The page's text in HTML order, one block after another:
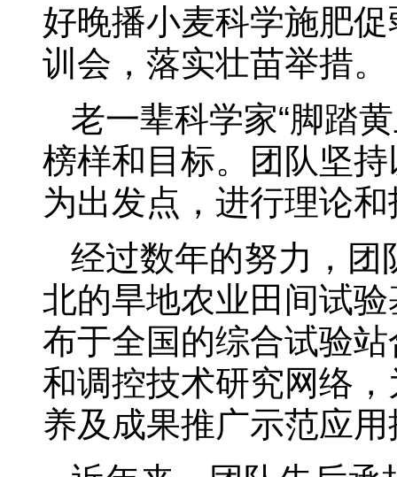
好晚播小麦科学施肥
训会，落实壮苗举措。
老一辈科学家“脚踏
榜样和目标。团队坚
为出发点，进行理论
经过数年的努力，团
北的旱地农业田间试
布于全国的综合试验
和调控技术研究网络
养及成果推广示范应